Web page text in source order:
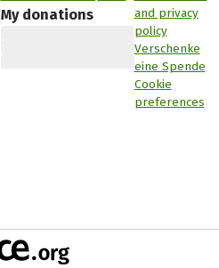
My donations
and privacy
policy
Verschenke
eine Spende
Cookie
preferences